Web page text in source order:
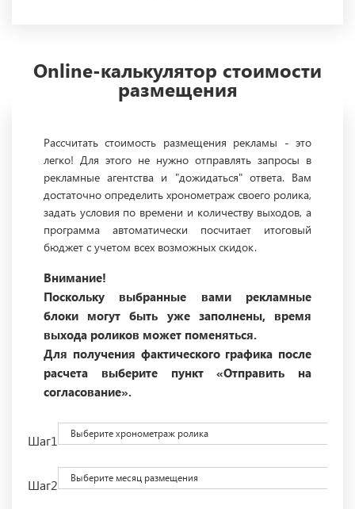
Online-калькулятор стоимости
размещения
Рассчитать стоимость размещения рекламы - это
легко! Для этого не нужно отправлять запросы в
рекламные агентства и "дожидаться" ответа. Вам
достаточно определить хронометраж своего ролика,
задать условия по времени и количеству выходов, а
программа автоматически посчитает итоговый
бюджет с учетом всех возможных скидок.
Внимание!
Поскольку выбранные вами рекламные
блоки могут быть уже заполнены, время
выхода роликов может поменяться.
Для получения фактического графика после
расчета выберите пункт «Отправить на
согласование».
Шаг1 Выберите хронометраж ролика
Шаг2 Выберите месяц размещения